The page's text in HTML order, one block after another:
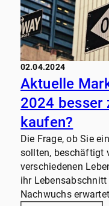
02.04.2024
Aktuelle
2024 besser
kaufen?
Die Frage, ob Sie
sollten, beschäftigt
verschiedenen
ihr
Nachwuchs